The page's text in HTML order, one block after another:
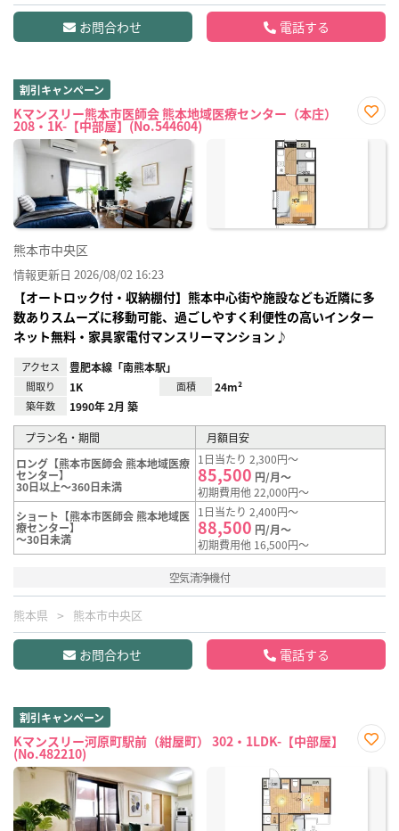
お問合わせ 電話する
割引キャンペーン
Kマンスリー熊本市医師会 熊本地域医療センター（本庄）
208・1K-【中部屋】(No.544604)
に入
熊本市中央区
情報更新日 2026/08/02 16:23
【オートロック付・収納棚付】熊本中心街や施設なども近隣に多
数ありスムーズに移動可能、過ごしやすく利便性の高いインター
ネット無料・家具家電付マンスリーマンション♪
アクセス 豊肥本線「南熊本駅」
間取り 1K 面積 24m²
築年数 1990年 2月 築
プラン名・期間
月額目安
ロング【熊本市医師会 熊本地域医療
センター】
30日以上～360日未満
1日当たり 2,300円～
85,500 円/月～
初期費用他 22,000円～
ショート【熊本市医師会 熊本地域医
療センター】
～30日未満
1日当たり 2,400円～
88,500 円/月～
初期費用他 16,500円～
空気清浄機付
熊本県 熊本市中央区
お問合わせ 電話する
割引キャンペーン
Kマンスリー河原町駅前（紺屋町） 302・1LDK-【中部屋】
(No.482210)
に入